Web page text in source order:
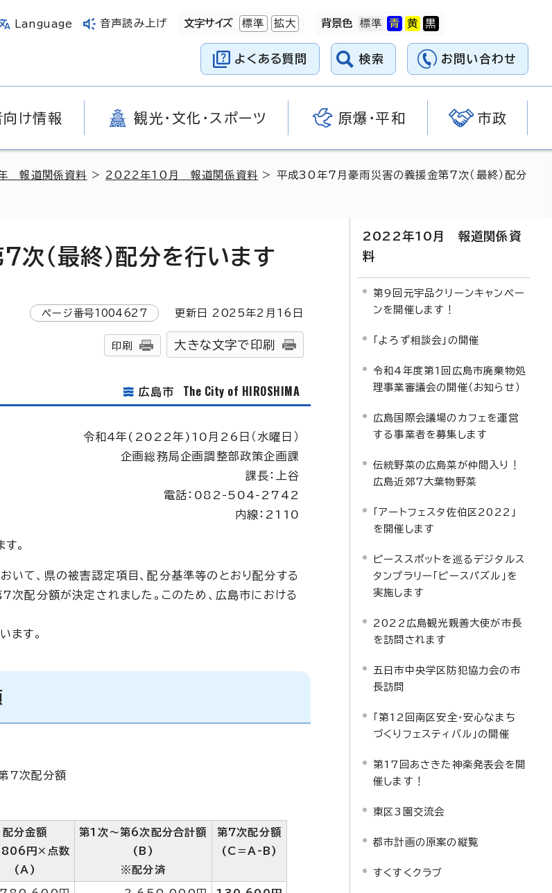
Language 音声読み上げ 文字サイズ 標準 拡大 背景色
よくある質問 検索 お問い合わせ
け情報 観光・文化・スポーツ 原爆・平和 市政
報道関係資料 > 2022年10月 報道関係資料 > 平成30年7月豪雨災害の義援金第7次（最終）配分
（最終）配分を行います
ページ番号1004627 更新日 2025年2月 16 日
印刷 大きな文字で印刷
広島市 The City of HIROSHIMA
令和4年(2022年)10月26日（水曜日）
企画総務局企画調整部政策企画課
課長：上谷
電話：082-504-2742
内線：2110
。
て、県の被害認定項目、配分基準等のとおり配分する
次配分額が決定されました。このため、広島市における
ます。
7次配分額
配分金額
円×点数
(A)
第1次～第6次配分合計額
(B)
※配分済
第7次配分額
(C＝A-B)
2022年10月 報道関係資
料
第9回元宇品クリーンキャンペー
ンを開催します！
「よろず相談会」の開催
令和4年度第1回広島市廃棄物処
理事業審議会の開催（お知らせ）
広島国際会議場のカフェを運営
する事業者を募集します
伝統野菜の広島菜が仲間入り！
広島近郊7大葉物野菜
「アートフェスタ佐伯区2022」
を開催します
ピーススポットを巡るデジタルス
タンプラリー「ピースパズル」を
実施します
2022広島観光親善大使が市長
を訪問されます
五日市中央学区防犯協力会の市
長訪問
「第12回南区安全・安心なまち
づくりフェスティバル」の開催
第17回あさきた神楽発表会を開
催します！
東区3園交流会
都市計画の原案の縦覧
すくすくクラブ